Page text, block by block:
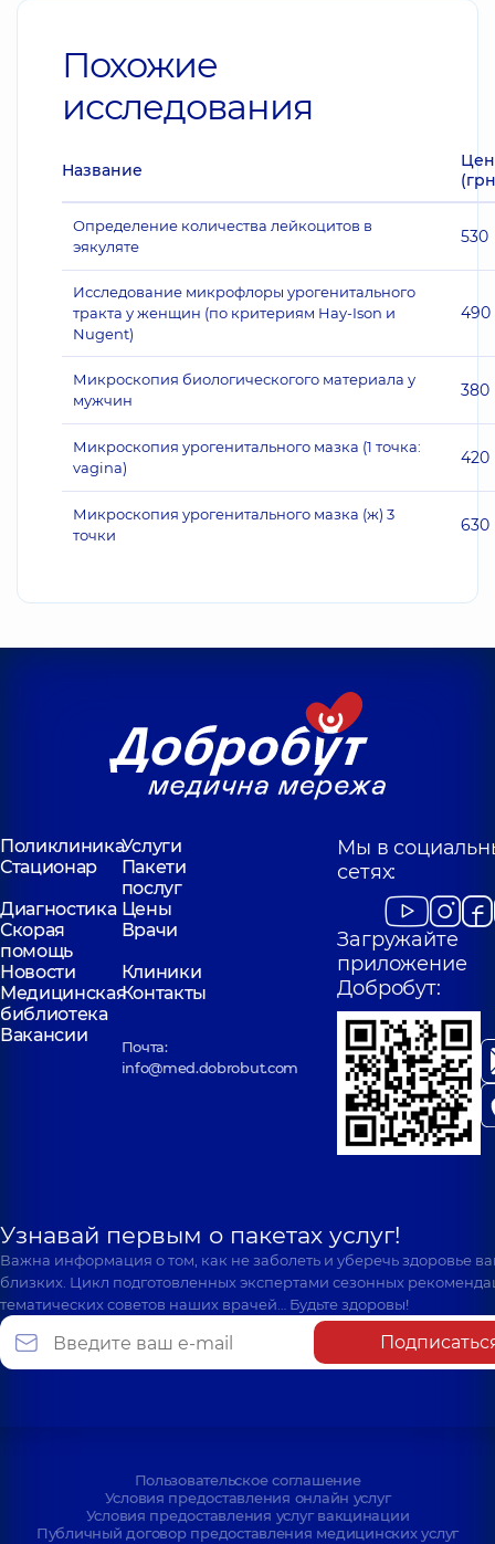
Похожие
исследования
Название
Определение количества лейкоцитов в
эякуляте
530
Исследование микрофлоры урогенитального
тракта у женщин (по критериям Hay-Ison и
Nugent)
490
Микроскопия биологическогого материала у
мужчин
380
Микроскопия урогенитального мазка (1 точка:
vagina)
420
Микроскопия урогенитального мазка (ж) 3
точки
630
ПоликлиникаУслуги
Стационар
Пакети
послуг
Диагностика Цены
Скорая
помощь
Врачи
Новости
Клиники
Медицинская
библиотека
Контакты
Вакансии
Почта:
info@med.dobrobut.com
Мы в
сетях:
Загружайте
приложение
Добробут:
Узнавай первым о пакетах услуг!
Важна информация о том, как не заболеть и уберечь здоровье
близких. Цикл подготовленных экспертами сезонных
тематических советов наших врачей… Будьте здоровы!
Пользовательское соглашение
Условия предоставления онлайн услуг
Условия предоставления услуг вакцинации
Публичный договор предоставления медицинских услуг